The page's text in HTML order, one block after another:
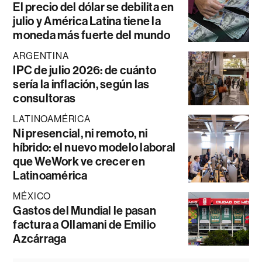
El precio del dólar se debilita en
julio y América Latina tiene la
moneda más fuerte del mundo
ARGENTINA
IPC de julio 2026: de cuánto
sería la inflación, según las
consultoras
LATINOAMÉRICA
Ni presencial, ni remoto, ni
híbrido: el nuevo modelo laboral
que WeWork ve crecer en
Latinoamérica
MÉXICO
Gastos del Mundial le pasan
factura a Ollamani de Emilio
Azcárraga